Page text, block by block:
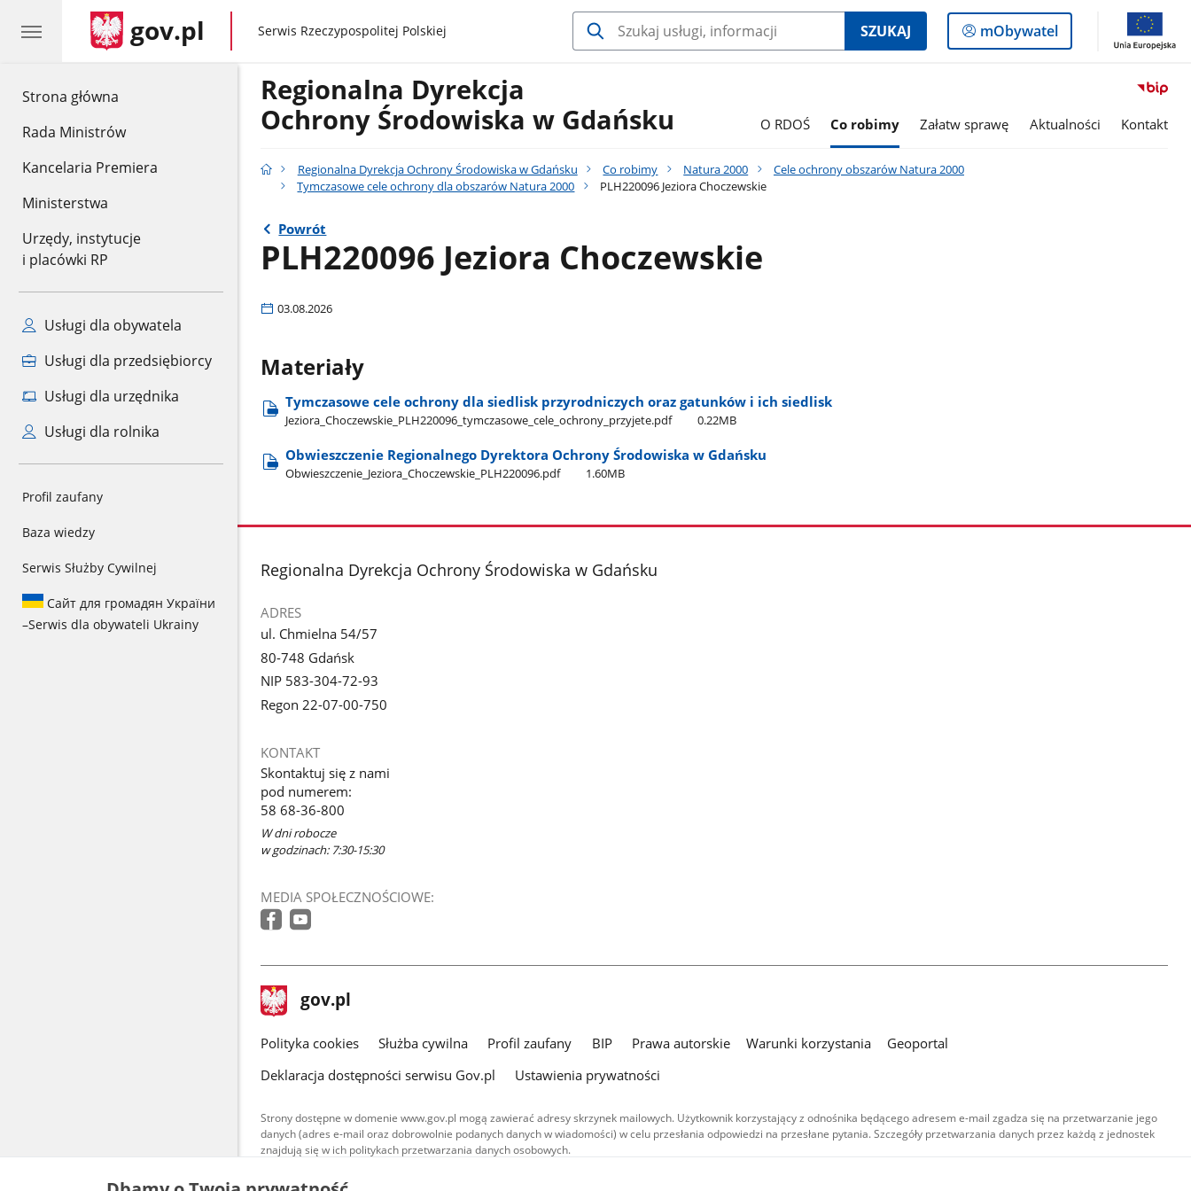
Strona główna
Rada Ministrów
Kancelaria Premiera
Ministerstwa
Urzędy, instytucje
i placówki RP
Usługi dla obywatela
Usługi dla przedsiębiorcy
Usługi dla urzędnika
Usługi dla rolnika
Profil zaufany
Baza wiedzy
Serwis Służby Cywilnej
Сайт для громадян України
–Serwis dla obywateli Ukrainy
gov.pl gov.pl
Serwis Rzeczypospolitej Polskiej SZUKAJ
Logowanie
do
mObywatel
Regionalna Dyrekcja
Ochrony Środowiska w Gdańsku
O RDOŚ Co robimy Załatw sprawę Aktualności Kontakt
Regionalna Dyrekcja Ochrony Środowiska w Gdańsku Co robimy Natura 2000
Cele ochrony obszarów Natura 2000
Tymczasowe cele ochrony dla obszarów Natura 2000
PLH220096 Jeziora Choczewskie
Powrót
PLH220096 Jeziora Choczewskie
03.08.2026
Materiały
Tymczasowe cele ochrony dla siedlisk przyrodniczych oraz gatunków i ich siedlisk
Jeziora​_Choczewskie​_PLH220096​_tymczasowe​_cele​_ochrony​_przyjete.pdf 0.22MB
Obwieszczenie Regionalnego Dyrektora Ochrony Środowiska w Gdańsku
Obwieszczenie​_Jeziora​_Choczewskie​_PLH220096.pdf 1.60MB
stopka
Regionalna Dyrekcja Ochrony Środowiska w Gdańsku
ADRES
ul. Chmielna 54/57
80-748 Gdańsk
NIP 583-304-72-93
Regon 22-07-00-750
KONTAKT
Skontaktuj się z nami
pod numerem:
58 68-36-800
W dni robocze
w godzinach: 7:30-15:30
MEDIA SPOŁECZNOŚCIOWE:
stopka
gov.pl Strona
gov.pl
gov.pl
Polityka cookies Służba cywilna Profil zaufany BIP Prawa autorskie Warunki korzystania
Geoportal
Deklaracja dostępności serwisu Gov.pl
Ustawienia prywatności
Strony dostępne w domenie www.gov.pl mogą zawierać adresy skrzynek mailowych. Użytkownik korzystający z odnośnika będącego adresem e-mail zgadza się na przetwarzanie jego
danych (adres e-mail oraz dobrowolnie podanych danych w wiadomości) w celu przesłania odpowiedzi na przesłane pytania. Szczegóły przetwarzania danych przez każdą z jednostek
znajdują się w ich politykach przetwarzania danych osobowych.
Treści tekstowe publikowane w serwisie (z wyłączeniem treści audiowizualnych), są